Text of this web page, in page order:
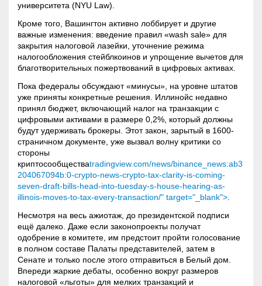
университета (NYU Law)
Кроме того, Вашингтон активно лоббирует и другие
важные изменения: введение правил «wash sale» для
закрытия налоговой лазейки, уточнение режима
налогообложения стейблкоинов и упрощение вычетов для
благотворительных пожертвований в цифровых активах
Пока федералы обсуждают «минусы», на уровне штатов
уже приняты конкретные решения. Иллинойс недавно
принял бюджет, включающий налог на транзакции с
цифровыми активами в размере 0,2%, который должны
будут удерживать брокеры. Этот закон, зарытый в 1600-
страничном документе, уже вызвал волну критики со
стороны
криптосообществаtradingview.com/news/binance_news:ab3
204067094b:0-crypto-news-crypto-tax-clarity-is-coming-
seven-draft-bills-head-into-tuesday-s-house-hearing-as-
illinois-moves-to-tax-every-transaction/" target="_blank">
Несмотря на весь ажиотаж, до президентской подписи
ещё далеко. Даже если законопроекты получат
одобрение в комитете, им предстоит пройти голосование
в полном составе Палаты представителей, затем в
Сенате и только после этого отправиться в Белый дом.
Впереди жаркие дебаты, особенно вокруг размеров
налоговой «льготы» для мелких транзакций и